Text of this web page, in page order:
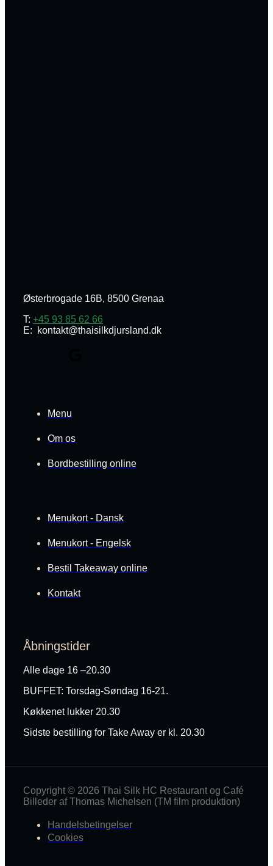
Østerbrogade 16B, 8500 Grenaa
T: +45 93 85 62 66
E: kontakt@thaisilkdjursland.dk
Menu
Om os
Bordbestilling online
Menukort - Dansk
Menukort - Engelsk
Bestil Takeaway online
Kontakt
Åbningstider
Alle dage 16 –20.30
BUFFET: Torsdag-Søndag 16-21.
Køkkenet lukker 20.30
Sidste bestilling for Take Away er kl. 20.30
Copyright © 2026 Thai Silk HC Restaurant og Café
Billeder af Thomas Michelsen (TM film produktion)
Handelsbetingelser
Cookies